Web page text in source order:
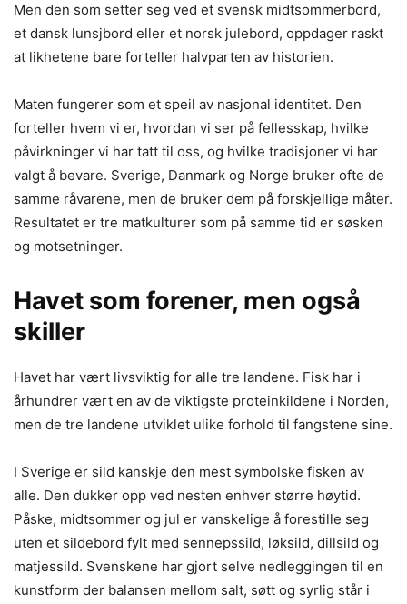
Men den som setter seg ved et svensk midtsommerbord,
et dansk lunsjbord eller et norsk julebord, oppdager raskt
at likhetene bare forteller halvparten av historien.
Maten fungerer som et speil av nasjonal identitet. Den
forteller hvem vi er, hvordan vi ser på fellesskap, hvilke
påvirkninger vi har tatt til oss, og hvilke tradisjoner vi har
valgt å bevare. Sverige, Danmark og Norge bruker ofte de
samme råvarene, men de bruker dem på forskjellige måter.
Resultatet er tre matkulturer som på samme tid er søsken
og motsetninger.
Havet som forener, men også
skiller
Havet har vært livsviktig for alle tre landene. Fisk har i
århundrer vært en av de viktigste proteinkildene i Norden,
men de tre landene utviklet ulike forhold til fangstene sine.
I Sverige er sild kanskje den mest symbolske fisken av
alle. Den dukker opp ved nesten enhver større høytid.
Påske, midtsommer og jul er vanskelige å forestille seg
uten et sildebord fylt med sennepssild, løksild, dillsild og
matjessild. Svenskene har gjort selve nedleggingen til en
kunstform der balansen mellom salt, søtt og syrlig står i